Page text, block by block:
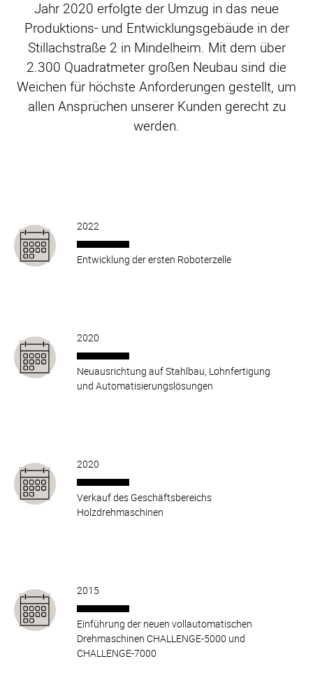
Jahr 2020 erfolgte der Umzug in das neue
Produktions- und Entwicklungsgebäude in der
Stillachstraße 2 in Mindelheim. Mit dem über
2.300 Quadratmeter großen Neubau sind die
Weichen für höchste Anforderungen gestellt, um
allen Ansprüchen unserer Kunden gerecht zu
werden.
2022
Entwicklung der ersten Roboterzelle
2020
Neuausrichtung auf Stahlbau, Lohnfertigung
und Automatisierungslösungen
2020
Verkauf des Geschäftsbereichs
Holzdrehmaschinen
2015
Einführung der neuen vollautomatischen
Drehmaschinen CHALLENGE-5000 und
CHALLENGE-7000